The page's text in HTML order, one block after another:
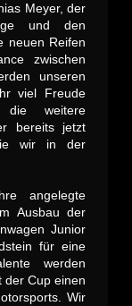
Meyer, der
und den
neuen Reifen
zwischen
unseren
viel Freude
weitere
bereits jetzt
wir in der
angelegte
Ausbau der
Junior
für eine
werden
der Cup einen
Wir